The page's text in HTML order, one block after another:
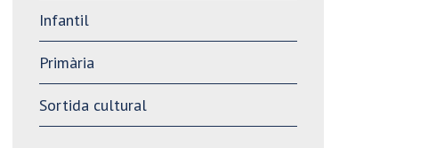
Infantil
Primària
Sortida cultural